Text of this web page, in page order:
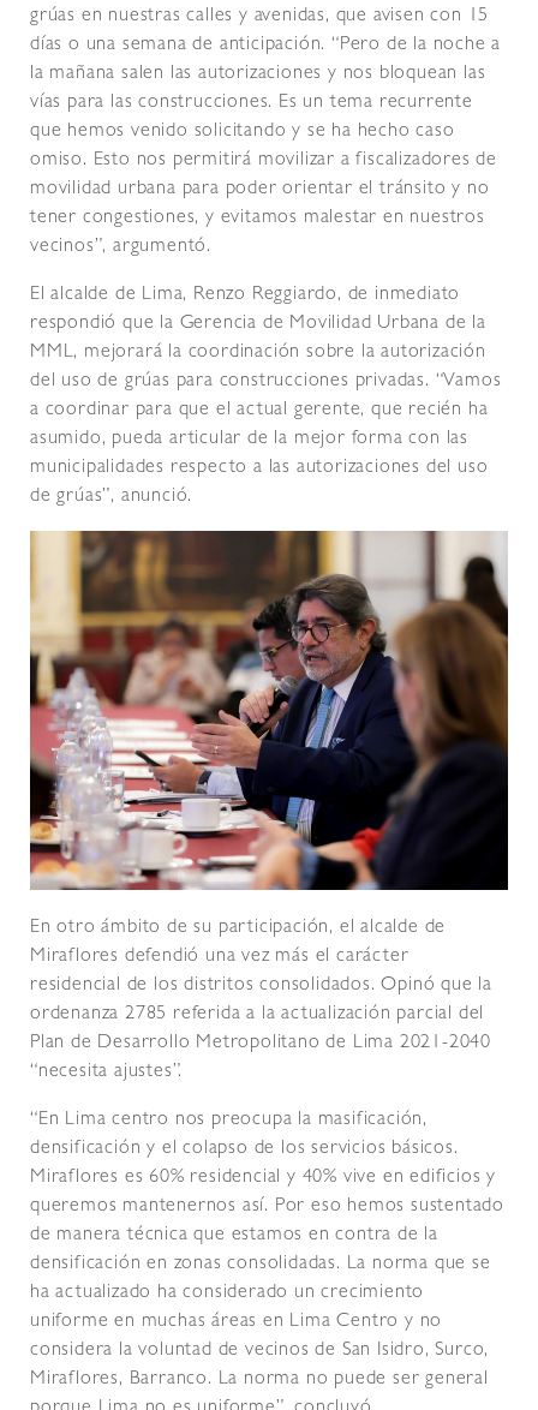
grúas en nuestras calles y avenidas, que avisen con 15
días o una semana de anticipación. “Pero de la noche a
la mañana salen las autorizaciones y nos bloquean las
vías para las construcciones. Es un tema recurrente
que hemos venido solicitando y se ha hecho caso
omiso. Esto nos permitirá movilizar a fiscalizadores de
movilidad urbana para poder orientar el tránsito y no
tener congestiones, y evitamos malestar en nuestros
vecinos”, argumentó.
El alcalde de Lima, Renzo Reggiardo, de inmediato
respondió que la Gerencia de Movilidad Urbana de la
MML, mejorará la coordinación sobre la autorización
del uso de grúas para construcciones privadas. “Vamos
a coordinar para que el actual gerente, que recién ha
asumido, pueda articular de la mejor forma con las
municipalidades respecto a las autorizaciones del uso
de grúas”, anunció.
En otro ámbito de su participación, el alcalde de
Miraflores defendió una vez más el carácter
residencial de los distritos consolidados. Opinó que la
ordenanza 2785 referida a la actualización parcial del
Plan de Desarrollo Metropolitano de Lima 2021-2040
“necesita ajustes”.
“En Lima centro nos preocupa la masificación,
densificación y el colapso de los servicios básicos.
Miraflores es 60% residencial y 40% vive en edificios y
queremos mantenernos así. Por eso hemos sustentado
de manera técnica que estamos en contra de la
densificación en zonas consolidadas. La norma que se
ha actualizado ha considerado un crecimiento
uniforme en muchas áreas en Lima Centro y no
considera la voluntad de vecinos de San Isidro, Surco,
Miraflores, Barranco. La norma no puede ser general